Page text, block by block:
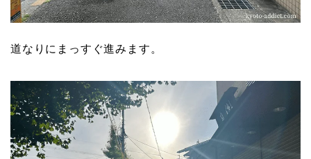
道なりにまっすぐ進みます。